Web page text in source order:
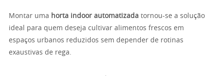
Montar uma horta indoor automatizada tornou-se a solução
ideal para quem deseja cultivar alimentos frescos em
espaços urbanos reduzidos sem depender de rotinas
exaustivas de rega.